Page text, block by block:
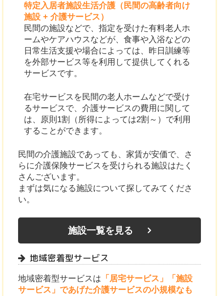
特定入居者施設生活介護（民間の高齢者向け
施設 + 介護サービス）
民間の施設などで、指定を受けた有料老人ホ
ームやケアハウスなどが、食事や入浴などの
日常生活支援や場合によっては、昨日訓練等
を外部サービス等を利用して提供してくれる
サービスです。
在宅サービスを民間の老人ホームなどで受け
るサービスで、介護サービスの費用に関して
は、原則1割（所得によっては2割～）で利用
することができます。
民間の介護施設であっても、家賃が安価で、さ
らに介護保険サービスを受けられる施設はたく
さんございます。
まずは気になる施設について探してみてくださ
い。
施設一覧を見る
地域密着型サービス
地域密着型サービスは 「居宅サービス」「施設
サービス」であげた介護サービスの小規模なも